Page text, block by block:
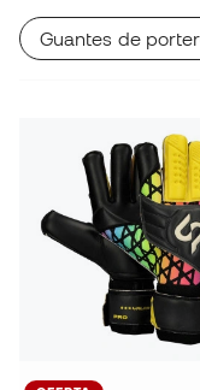
Guantes de